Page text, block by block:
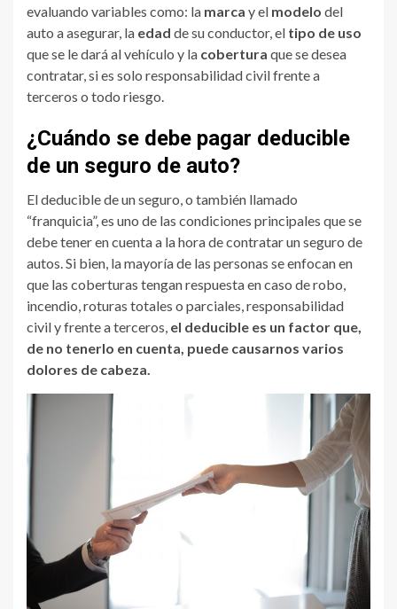
evaluando variables como: la marca y el modelo del
auto a asegurar, la edad de su conductor, el tipo de uso
que se le dará al vehículo y la cobertura que se desea
contratar, si es solo responsabilidad civil frente a
terceros o todo riesgo.
¿Cuándo se debe pagar deducible
de un seguro de auto?
El deducible de un seguro, o también llamado
“franquicia”, es uno de las condiciones principales que se
debe tener en cuenta a la hora de contratar un seguro de
autos. Si bien, la mayoría de las personas se enfocan en
que las coberturas tengan respuesta en caso de robo,
incendio, roturas totales o parciales, responsabilidad
civil y frente a terceros, el deducible es un factor que,
de no tenerlo en cuenta, puede causarnos varios
dolores de cabeza.